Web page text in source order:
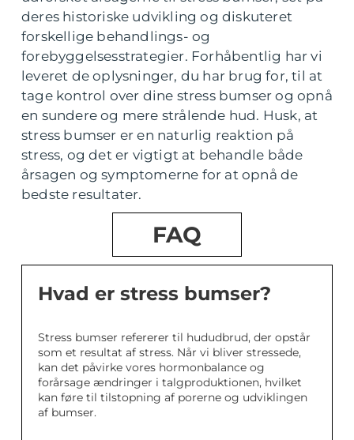
deres historiske udvikling og diskuteret
forskellige behandlings- og
forebyggelsesstrategier. Forhåbentlig har vi
leveret de oplysninger, du har brug for, til at
tage kontrol over dine stress bumser og opnå
en sundere og mere strålende hud. Husk, at
stress bumser er en naturlig reaktion på
stress, og det er vigtigt at behandle både
årsagen og symptomerne for at opnå de
bedste resultater.
FAQ
Hvad er stress bumser?
Stress bumser refererer til hududbrud, der opstår
som et resultat af stress. Når vi bliver stressede,
kan det påvirke vores hormonbalance og
forårsage ændringer i talgproduktionen, hvilket
kan føre til tilstopning af porerne og udviklingen
af bumser.